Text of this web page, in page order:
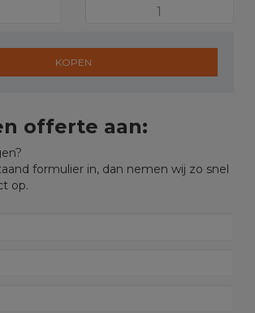
KOPEN
offerte aan:
formulier in, dan nemen wij zo snel
op.